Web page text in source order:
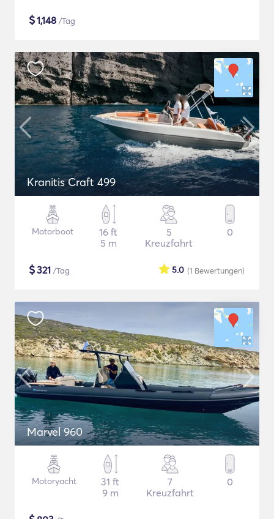
$1,148 /Tag
Kranitis Craft 499
Motorboot
16 ft
5 m
5
Kreuzfahrt
0
$321 /Tag (1 Bewertungen)
5.0
Marvel 960
Motoryacht
31 ft
9 m
7
Kreuzfahrt
0